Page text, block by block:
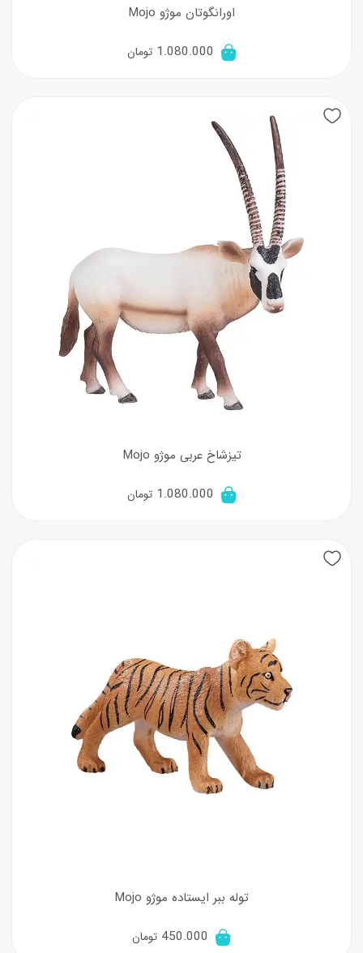
اورانگوتان موژو Mojo
1.080.000 تومان
تیزشاخ عربی موژو Mojo
1.080.000 تومان
توله ببر ایستاده موژو Mojo
450.000 تومان